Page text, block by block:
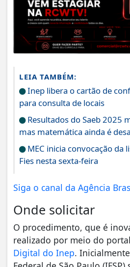
LEIA TAMBÉM:
Inep libera o cartão de
para consulta de locais
Resultados do Saeb 2025
mas matemática ainda é
MEC inicia convocação da
Fies nesta sexta-feira
Siga o canal da Agência
Onde solicitar
O procedimento, que é
realizado por meio do portal
Digital do Inep.